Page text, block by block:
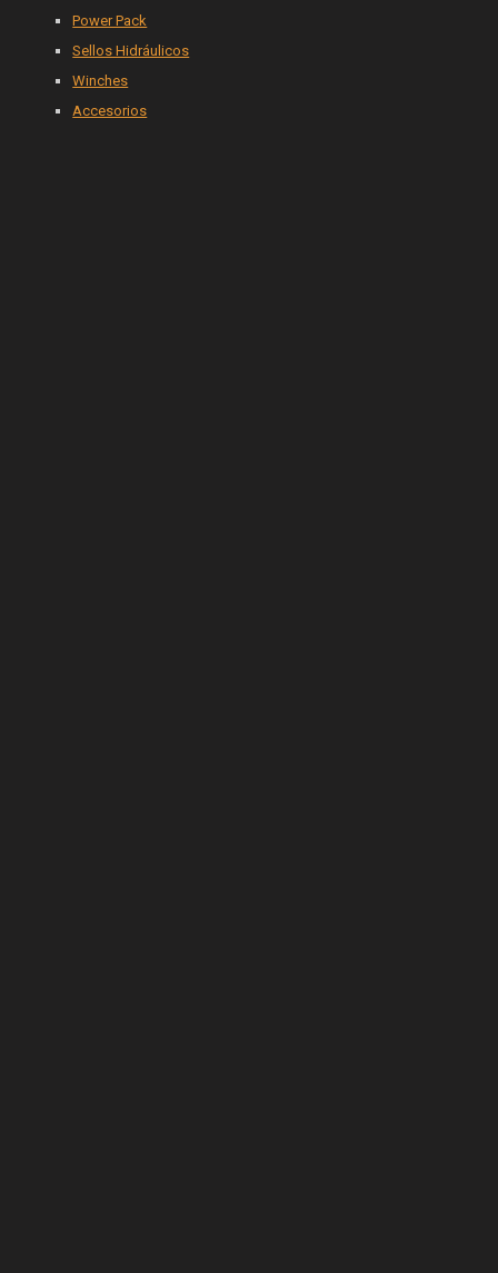
Power Pack
Sellos Hidráulicos
Winches
Accesorios